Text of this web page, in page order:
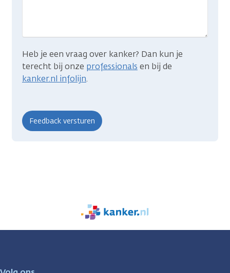
Heb je een vraag over kanker? Dan kun je
terecht bij onze professionals en bij de
kanker.nl infolijn.
We
zijn